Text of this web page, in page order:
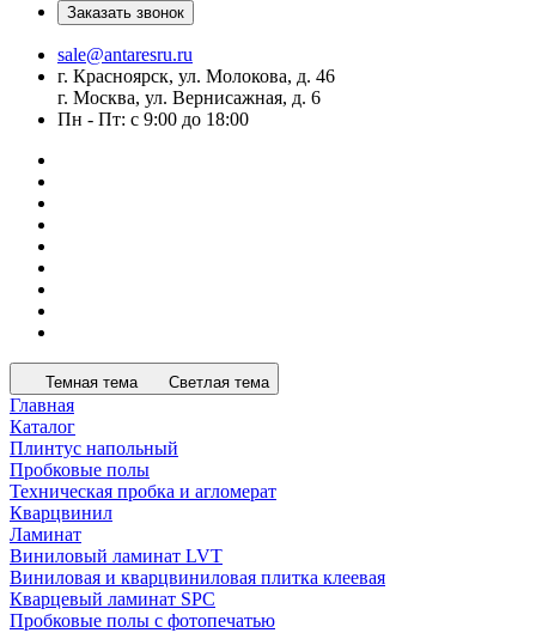
Заказать звонок
sale@antaresru.ru
г. Красноярск, ул. Молокова, д. 46
г. Москва, ул. Вернисажная, д. 6
Пн - Пт: с 9:00 до 18:00
Темная тема Светлая тема
Главная
Каталог
Плинтус напольный
Пробковые полы
Техническая пробка и агломерат
Кварцвинил
Ламинат
Виниловый ламинат LVT
Виниловая и кварцвиниловая плитка клеевая
Кварцевый ламинат SPC
Пробковые полы с фотопечатью